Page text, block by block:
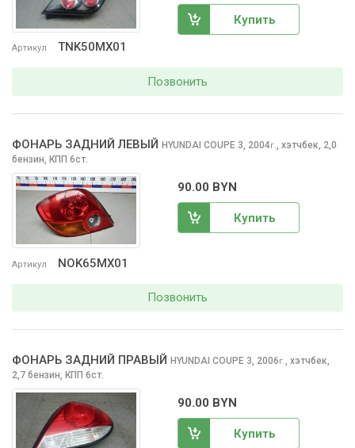
Артикул TNK50MX01
Купить
Позвонить
Артикул NOK65MX01
ФОНАРЬ ЗАДНИЙ ЛЕВЫЙ HYUNDAI COUPE 3, 2004г., хэтчбек, 2,0
бензин, КПП 6ст.
90.00 BYN
Купить
Позвонить
ФОНАРЬ ЗАДНИЙ ПРАВЫЙ HYUNDAI COUPE 3, 2006г., хэтчбек,
2,7 бензин, КПП 6ст.
90.00 BYN
Купить